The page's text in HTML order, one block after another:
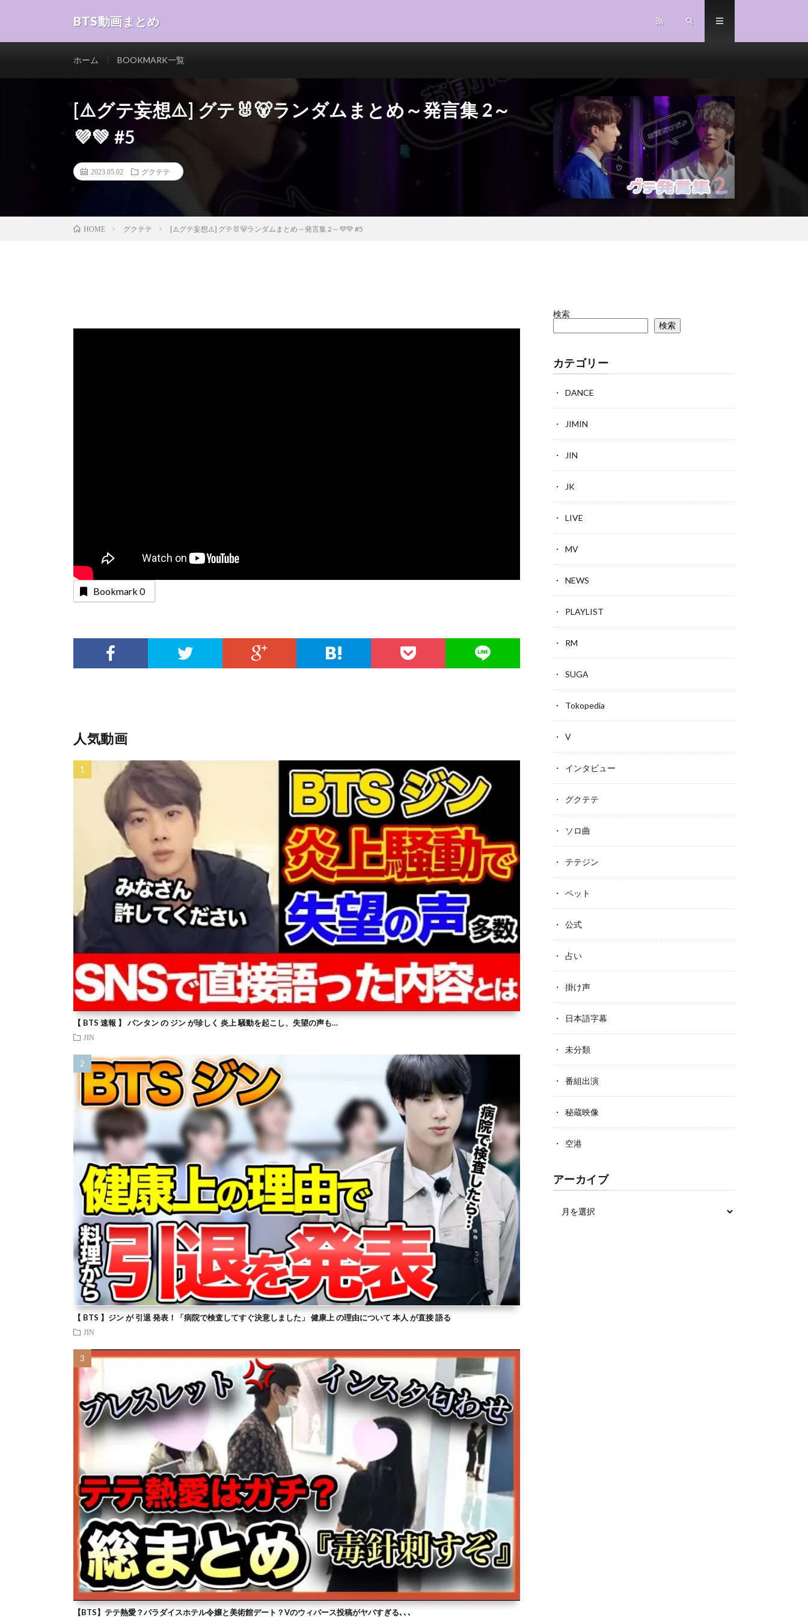
BTS動画まとめ
ホーム BOOKMARK一覧
[⚠️グテ妄想⚠️] グテ🐰🐻ランダムまとめ～発言集 2～
💜💚 #5
2023.05.02 グクテテ
HOME グクテテ [⚠️グテ妄想⚠️] グテ🐰🐻ランダムまとめ～発言集 2～💜💚 #5
Bookmark 0
人気動画
【 BTS 速報 】 バンタン の ジン が珍しく 炎上 騒動を起こし、失望の声も…
JIN
【 BTS 】ジン が 引退 発表！「病院で検査してすぐ決意しました」 健康上 の理由について 本人 が直接 語る
JIN
【BTS】テテ熱愛？パラダイスホテル令嬢と美術館デート？Vのウィバース投稿がヤバすぎる､､､
検索
検索
カテゴリー
DANCE
JIMIN
JIN
JK
LIVE
MV
NEWS
PLAYLIST
RM
SUGA
Tokopedia
V
インタビュー
グクテテ
ソロ曲
テテジン
ペット
公式
占い
掛け声
日本語字幕
未分類
番組出演
秘蔵映像
空港
アーカイブ